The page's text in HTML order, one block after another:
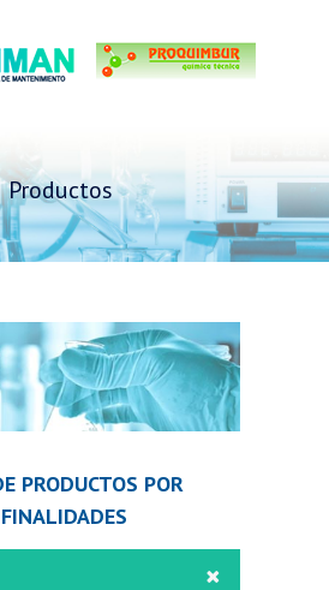
Productos
PRODUCTOS POR